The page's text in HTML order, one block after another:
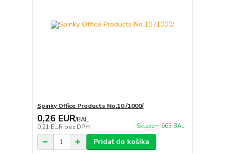
Spinky Office Products No.10 /1000/
0,26 EUR/BAL.
0,21 EUR bez DPH Skladom 663 BAL.
Pridať do košíka